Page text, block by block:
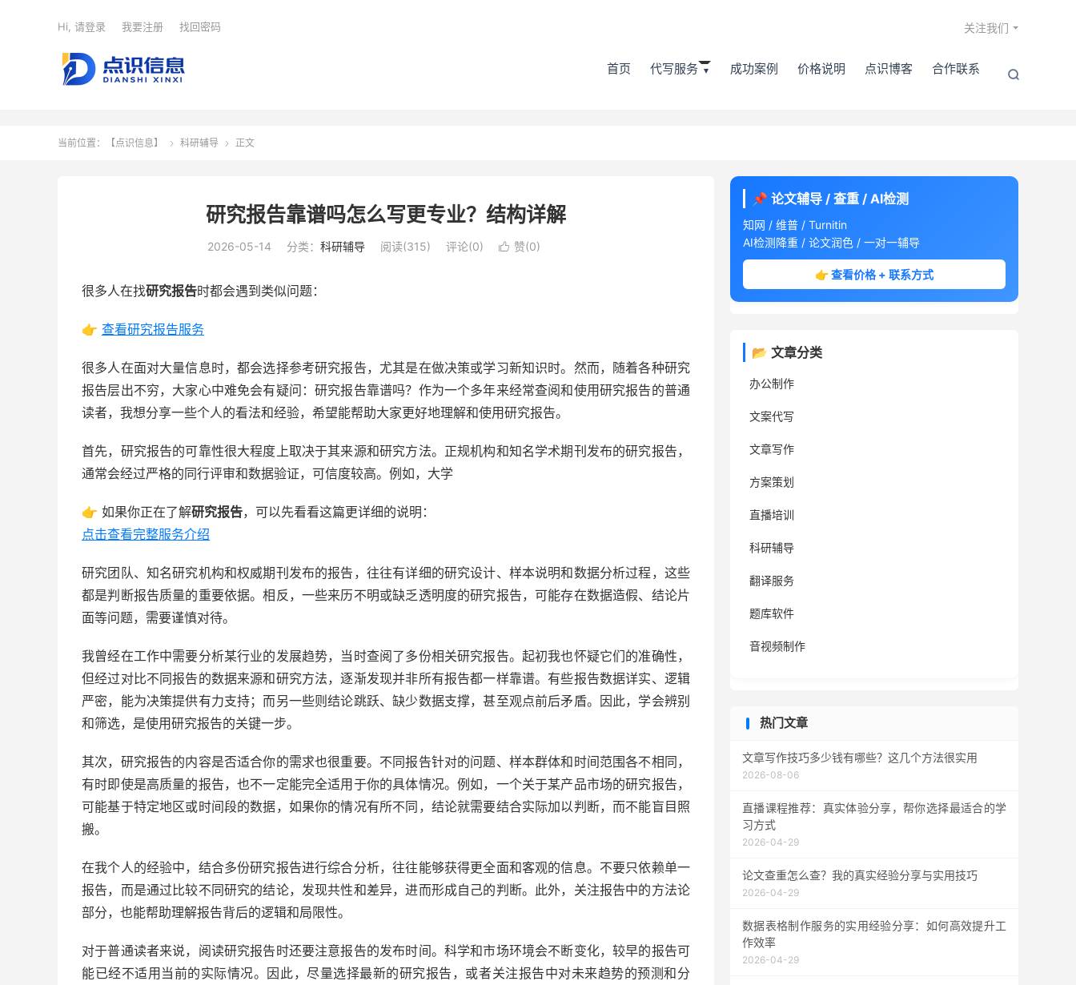
首页 代写服务 成功案例 价格说明 点识博客 合作联系 
关注我们
Hi, 请登录 我要注册 找回密码
当前位置： 【点识信息】  科研辅导  正文
研究报告靠谱吗怎么写更专业？结构详解
2026-05-14 分类： 科研辅导 阅读(315) 评论(0)  赞(0)
很多人在找研究报告时都会遇到类似问题：
👉 查看研究报告服务
很多人在面对大量信息时，都会选择参考研究报告，尤其是在做决策或学习新知识时。然而，随着各种研究
报告层出不穷，大家心中难免会有疑问：研究报告靠谱吗？作为一个多年来经常查阅和使用研究报告的普通
读者，我想分享一些个人的看法和经验，希望能帮助大家更好地理解和使用研究报告。
首先，研究报告的可靠性很大程度上取决于其来源和研究方法。正规机构和知名学术期刊发布的研究报告，
通常会经过严格的同行评审和数据验证，可信度较高。例如，大学
👉 如果你正在了解研究报告，可以先看看这篇更详细的说明：
点击查看完整服务介绍
研究团队、知名研究机构和权威期刊发布的报告，往往有详细的研究设计、样本说明和数据分析过程，这些
都是判断报告质量的重要依据。相反，一些来历不明或缺乏透明度的研究报告，可能存在数据造假、结论片
面等问题，需要谨慎对待。
我曾经在工作中需要分析某行业的发展趋势，当时查阅了多份相关研究报告。起初我也怀疑它们的准确性，
但经过对比不同报告的数据来源和研究方法，逐渐发现并非所有报告都一样靠谱。有些报告数据详实、逻辑
严密，能为决策提供有力支持；而另一些则结论跳跃、缺少数据支撑，甚至观点前后矛盾。因此，学会辨别
和筛选，是使用研究报告的关键一步。
其次，研究报告的内容是否适合你的需求也很重要。不同报告针对的问题、样本群体和时间范围各不相同，
有时即使是高质量的报告，也不一定能完全适用于你的具体情况。例如，一个关于某产品市场的研究报告，
可能基于特定地区或时间段的数据，如果你的情况有所不同，结论就需要结合实际加以判断，而不能盲目照
搬。
在我个人的经验中，结合多份研究报告进行综合分析，往往能够获得更全面和客观的信息。不要只依赖单一
报告，而是通过比较不同研究的结论，发现共性和差异，进而形成自己的判断。此外，关注报告中的方法论
部分，也能帮助理解报告背后的逻辑和局限性。
对于普通读者来说，阅读研究报告时还要注意报告的发布时间。科学和市场环境会不断变化，较早的报告可
能已经不适用当前的实际情况。因此，尽量选择最新的研究报告，或者关注报告中对未来趋势的预测和分
📌 论文辅导 / 查重 / AI检测
知网 / 维普 / Turnitin
AI检测降重 / 论文润色 / 一对一辅导
👉 查看价格 + 联系方式
📂 文章分类
办公制作
文案代写
文章写作
方案策划
直播培训
科研辅导
翻译服务
题库软件
音视频制作
热门文章
文章写作技巧多少钱有哪些？这几个方法很实用
2026-08-06
直播课程推荐：真实体验分享，帮你选择最适合的学
习方式
2026-04-29
论文查重怎么查？我的真实经验分享与实用技巧
2026-04-29
数据表格制作服务的实用经验分享：如何高效提升工
作效率
2026-04-29